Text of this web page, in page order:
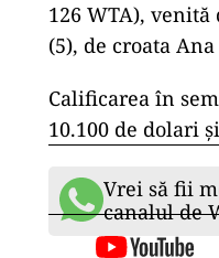
126 WTA),
(5), de croata
Calificarea în
10.100 de dolari
Vrei să fii
canalul de